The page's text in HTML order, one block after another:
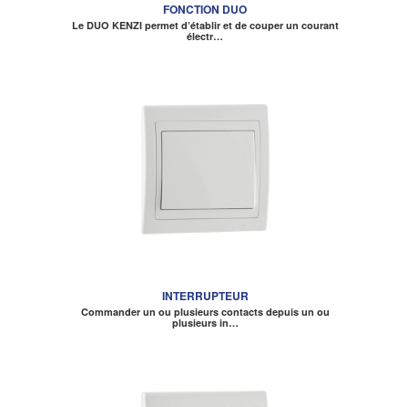
FONCTION DUO
Le DUO KENZI permet d’établir et de couper un courant
électr…
INTERRUPTEUR
Commander un ou plusieurs contacts depuis un ou
plusieurs in…